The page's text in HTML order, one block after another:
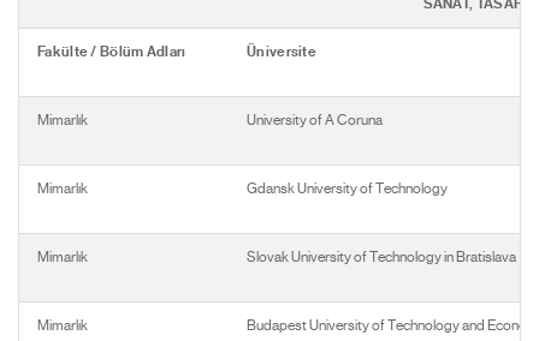
Fakülte / Bölüm Adları Üniversite
Mimarlık University of A Coruna
Mimarlık Gdansk University of Technology
Mimarlık Slovak University of Technology in Bratislava
Mimarlık Budapest University of Technology and